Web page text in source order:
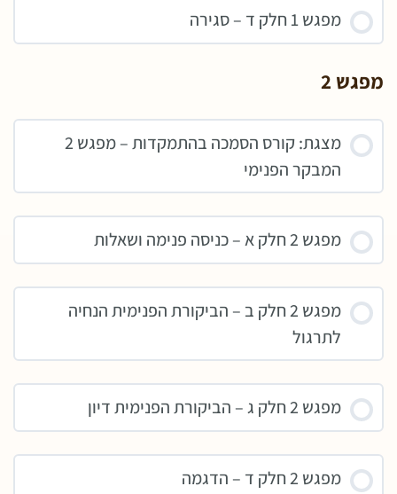
מפגש 1 חלק ד – סגירה
מפגש 2
מצגת: קורס הסמכה בהתמקדות – מפגש 2
המבקר הפנימי
מפגש 2 חלק א – כניסה פנימה ושאלות
מפגש 2 חלק ב – הביקורת הפנימית הנחיה
לתרגול
מפגש 2 חלק ג – הביקורת הפנימית דיון
מפגש 2 חלק ד – הדגמה